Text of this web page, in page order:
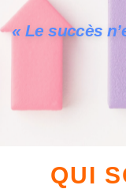
« Le succès
QUI